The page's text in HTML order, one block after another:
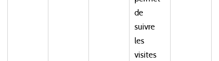
de
suivre
les
visites